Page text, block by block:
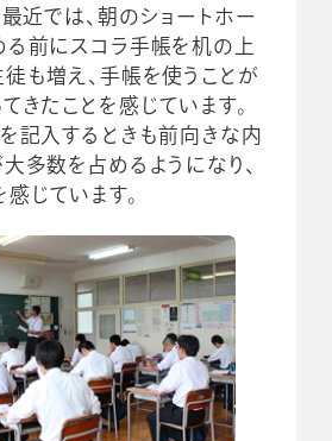
近では、朝のショートホー
る前にスコラ手帳を机の上
も増え、手帳を使うことが
きたことを感じています。
記入するときも前向きな内
多数を占めるようになり、
じています。